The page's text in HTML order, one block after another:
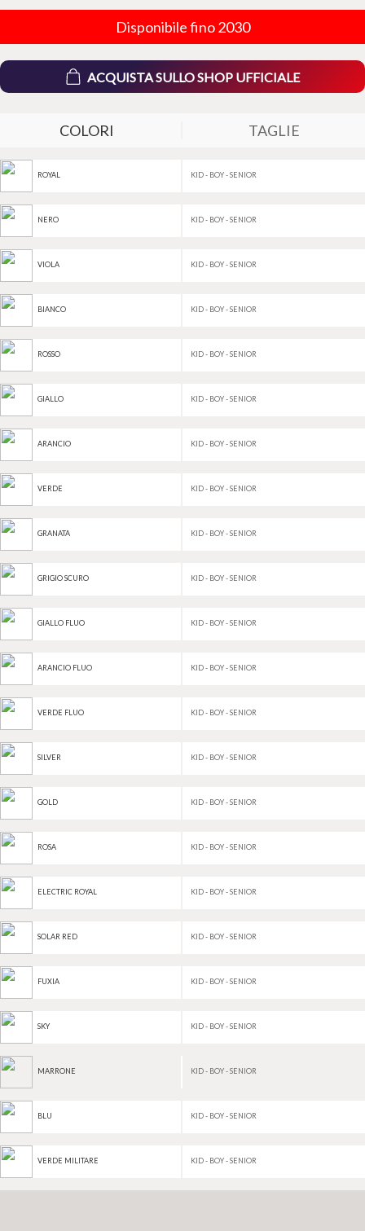
Disponibile fino 2030
ACQUISTA SULLO SHOP UFFICIALE
COLORI TAGLIE
ROYAL KID - BOY - SENIOR
NERO KID - BOY - SENIOR
VIOLA KID - BOY - SENIOR
BIANCO KID - BOY - SENIOR
ROSSO KID - BOY - SENIOR
GIALLO KID - BOY - SENIOR
ARANCIO KID - BOY - SENIOR
VERDE KID - BOY - SENIOR
GRANATA KID - BOY - SENIOR
GRIGIO SCURO KID - BOY - SENIOR
GIALLO FLUO KID - BOY - SENIOR
ARANCIO FLUO KID - BOY - SENIOR
VERDE FLUO KID - BOY - SENIOR
SILVER KID - BOY - SENIOR
GOLD KID - BOY - SENIOR
ROSA KID - BOY - SENIOR
ELECTRIC ROYAL KID - BOY - SENIOR
SOLAR RED KID - BOY - SENIOR
FUXIA KID - BOY - SENIOR
SKY KID - BOY - SENIOR
MARRONE KID - BOY - SENIOR
BLU KID - BOY - SENIOR
VERDE MILITARE KID - BOY - SENIOR